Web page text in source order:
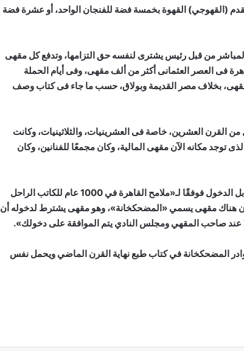
(القهوجي) القهوة بخمسة فضة للفنجان الواحد، أو عشرة فضة
من قبل رئيس يشترى لنفسه حق التزامها، وتدفع كل مقهى
فى العصر العثمانى أكثر من ألف مقهى، وفى أيام الحملة
كانت قد وصلت عدد المقاهى قرابة 1200 مقهى، بخلاف مصر القديمة وبولاق، حسب ما جاء فى كتاب وصف
القرن العشرين، خاصة فى العشرينيات، والثلاثينيات، وكانت
توجد مكانه الآن مقهى المالية، وكان مجمعًا للفنانين، وكان
لكن أغرب هذه المقاهي كانت مقهى يشترط نكته مقابل الدخول فوفقًا لـ«ملامح القاهرة في 1000 عام للكاتب الراحل
هناك مقهى يسمي «المضحكخانة»، وهو مقهى يشترط لدخوله أن
عند صاحب المقهي ومجلس النادي يتم الموافقة على دخولك».
المضحكخانة في كتاب طبع نهاية القرن الماضي ويحمل نفس